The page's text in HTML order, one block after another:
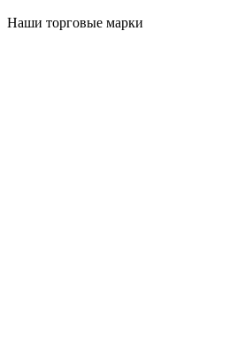
Наши торговые марки